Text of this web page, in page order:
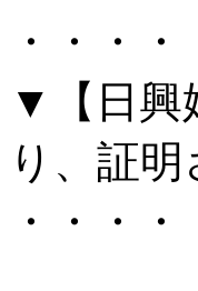
・・・
▼【日興
り、証明
・・・